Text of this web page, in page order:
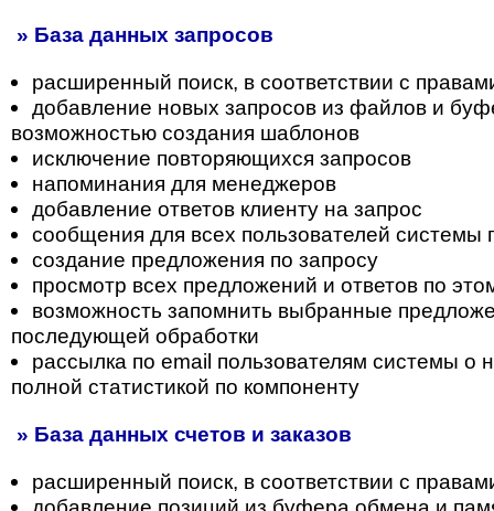
» База данных запросов
расширенный поиск, в соответствии с
добавление новых запросов из файлов и
возможностью создания шаблонов
исключение повторяющихся запросов
напоминания для менеджеров
добавление ответов клиенту на запрос
сообщения для всех пользователей системы
создание предложения по запросу
просмотр всех предложений и ответов по
возможность запомнить выбранные
последующей обработки
рассылка по email пользователям системы о
полной статистикой по компоненту
» База данных счетов и заказов
расширенный поиск, в соответствии с